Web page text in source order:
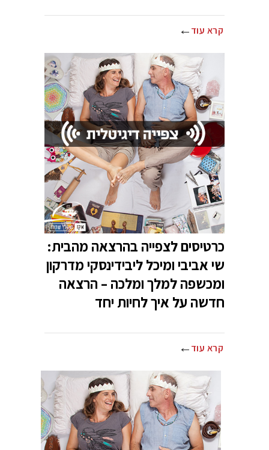
קרא עוד
כרטיסים לצפייה בהרצאה מהבית:
שי אביבי ומיכל ליבידינסקי מדרקון
ומכשפה למלך ומלכה – הרצאה
חדשה על איך לחיות יחד
קרא עוד